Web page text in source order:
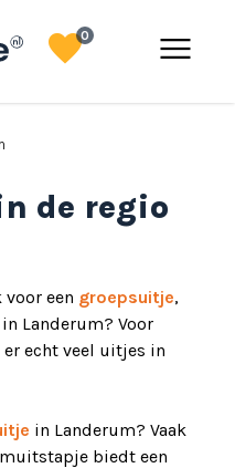
menu
favorite0
de regio
voor een groepsuitje,
Landerum? Voor
echt veel uitjes in
in Landerum? Vaak
biedt een